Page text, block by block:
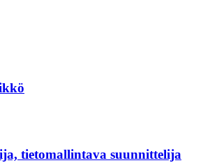
tietomallintava suunnittelija